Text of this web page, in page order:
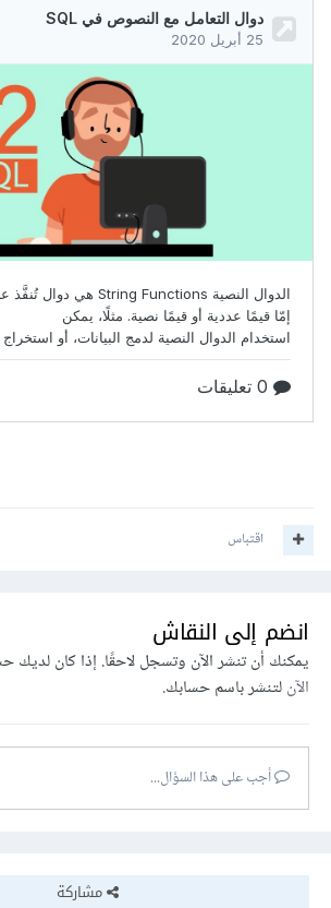
اقتباس
انضم إلى النقاش
يمكنك أن تنشر الآن وتسجل لاحقًا. إذا كان لديك
الآنلتنشر باسم حسابك.
أجب على هذا السؤال...
مشاركة